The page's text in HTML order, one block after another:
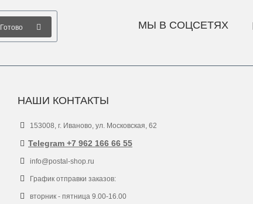
Готово МЫ В СОЦСЕТЯХ
НАШИ КОНТАКТЫ
153008, г. Иваново, ул. Московская, 62
Telegram +7 962 166 66 55
info@postal-shop.ru
График отправки заказов:
вторник - пятница 9.00-16.00